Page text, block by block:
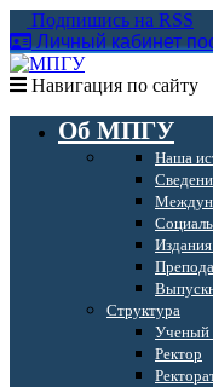
Подпишись на RSS
Личный кабинет
Навигация по сайту
Об МПГУ
Наша
Структура
Ученый
Ректор